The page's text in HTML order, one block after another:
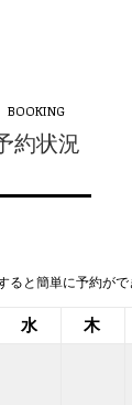
BOOKING
約状況
ると簡単に予約が
水 木